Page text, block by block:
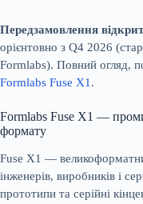
Передзамовлення
орієнтовно з Q4 2026
Formlabs). Повний огляд,
Formlabs Fuse X1 .
Formlabs Fuse X1 —
формату
Fuse X1 —
інженерів, виробників і
прототипи та серійні